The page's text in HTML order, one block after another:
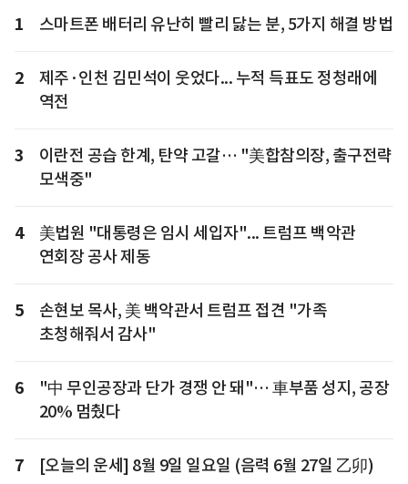
1 스마트폰 배터리 유난히 빨리 닳는 분, 5가지 해결 방법
2
제주·인천 김민석이 웃었다... 누적 득표도 정청래에
역전
3
이란전 공습 한계, 탄약 고갈… "美합참의장, 출구전략
모색중"
4
美법원 "대통령은 임시 세입자"... 트럼프 백악관
연회장 공사 제동
5
손현보 목사, 美 백악관서 트럼프 접견 "가족
초청해줘서 감사"
6
"中 무인공장과 단가 경쟁 안 돼"… 車부품 성지, 공장
20% 멈췄다
7 [오늘의 운세] 8월 9일 일요일 (음력 6월 27일 乙卯)